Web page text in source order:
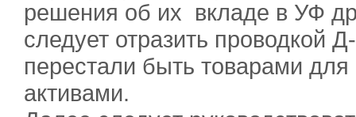
решения об их вкладе в УФ
следует отразить проводкой
перестали быть товарами
активами.